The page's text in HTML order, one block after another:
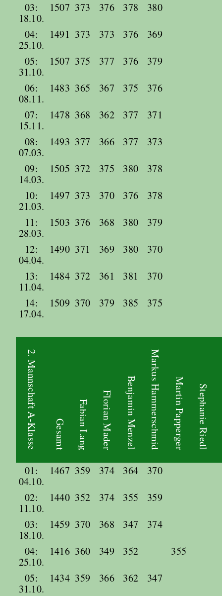
03:
18.10.
1507 373 376 378
380
04:
25.10.
1491 373 373 376
369
05:
31.10.
1507 375 377 376
379
06:
08.11.
1483 365 367 375
376
07:
15.11.
1478 368 362 377
371
08:
07.03.
1493 377 366 377
373
09:
14.03.
1505 372 375 380
378
10:
21.03.
1497 373 370 376
378
11:
28.03.
1503 376 368 380
379
12:
04.04.
1490 371 369 380
370
13:
11.04.
1484 372 361 381
370
14:
17.04.
1509 370 379 385 375
2. Mannschaft A-Klasse Gesamt Fabian Lang Florian Mader Benjamin Menzel Markus Hammerschmid Martin Papperger Stephanie Riedl
01:
04.10.
1467 359 374 364
370
02:
11.10.
1440 352 374 355
359
03:
18.10.
1459 370 368 347
374
04:
25.10.
1416 360 349 352
355
05:
31.10.
1434 359 366 362
347